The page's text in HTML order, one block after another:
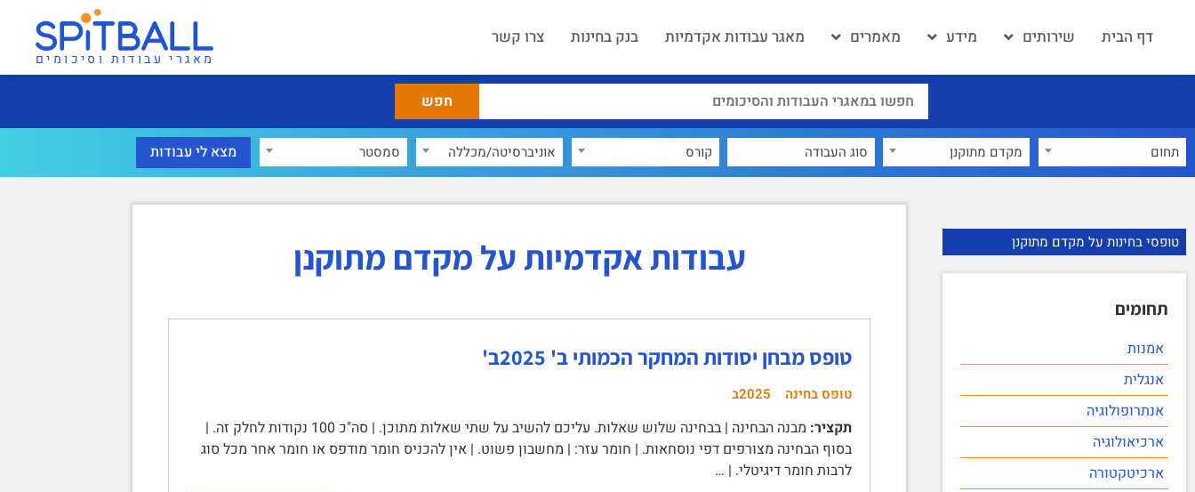
דף הבית שירותים מידע מאמרים מאגר עבודות אקדמיות בנק בחינות צרו קשר
מאגרי עבודות וסיכומים
תחום מקדם מתוקנן קורס אוניברסיטה/מכללה סמסטר
טופסי בחינות על מקדם מתוקנן
תחומים
אמנות
אנגלית
אנתרופולוגיה
ארכיאולוגיה
ארכיטקטורה
עבודות אקדמיות על מקדם מתוקנן
טופס מבחן יסודות המחקר הכמותי ב' 2025ב'
טופס בחינה 2025ב
תקציר:
מבנה הבחינה | בבחינה שלוש שאלות. עליכם להשיב על שתי שאלות מתוכן. | סה"כ 100 נקודות לחלק זה. |
בסוף הבחינה מצורפים דפי נוסחאות. | חומר עזר: | מחשבון פשוט. | אין להכניס חומר מודפס או חומר אחר מכל סוג
לרבות חומר דיגיטלי. | …